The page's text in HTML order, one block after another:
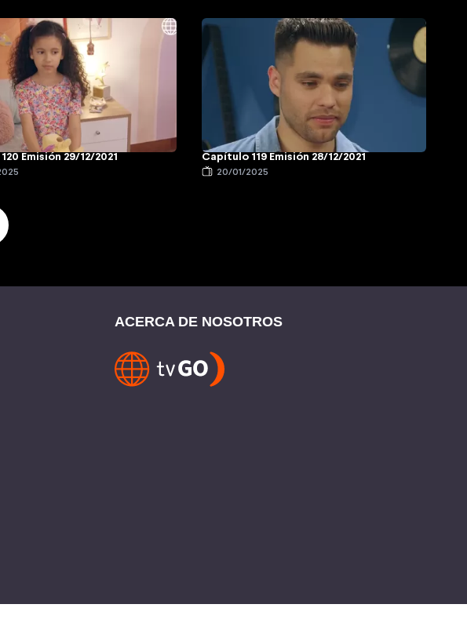
Emisión 29/12/2021 Capítulo 119 Emisión 28/12/2021
20/01/2025
ACERCA DE NOSOTROS